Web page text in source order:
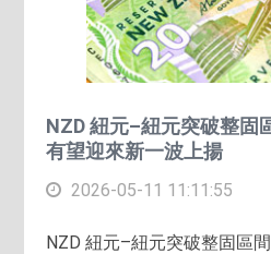
NZD 紐元–紐元突破整固
有望迎來新一波上揚
2026-05-11 11:11:55
NZD 紐元–紐元突破整固區